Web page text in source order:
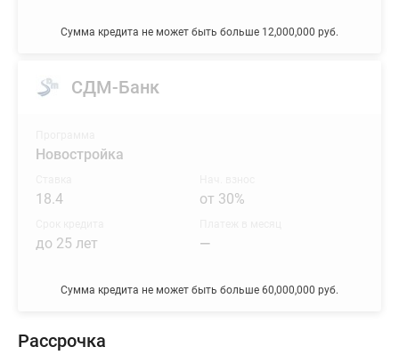
Сумма кредита не может быть больше 12,000,000 руб.
СДМ-Банк
Сумма кредита не может быть больше 60,000,000 руб.
Новостройка
18.4 от 30%
до 25 лет —
Рассрочка